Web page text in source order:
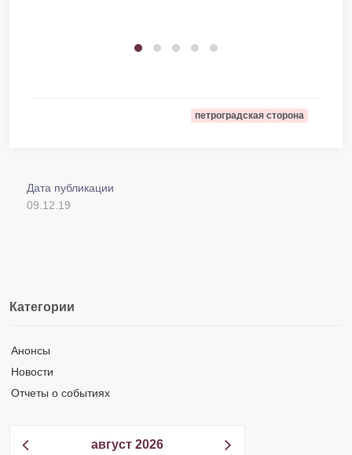
петроградская сторона
Дата публикации
09.12.19
Категории
Анонсы
Новости
Отчеты о событиях
август 2026